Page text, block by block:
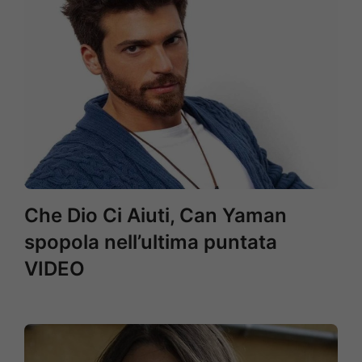
Che Dio Ci Aiuti, Can Yaman
spopola nell’ultima puntata
VIDEO